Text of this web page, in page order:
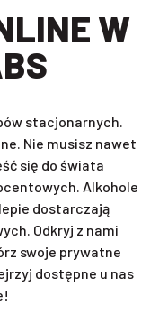
stacjonarnych.
Nie musisz nawet
się do świata
Alkohole
dostarczają
Odkryj z nami
swoje prywatne
dostępne u nas